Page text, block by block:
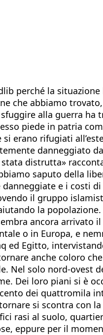
perché la
che abbiamo
alla guerra
piede in patria
erano rifugiati
danneggiato
distrutta»
saputo della
e i costi
il gruppo
la
ancora arrivato
o in Europa, e
ed Egitto,
anche coloro
Nel solo nord-ovest
Dei loro piani si è
dei quattromila
si scontra con
rasi al suolo,
eppure per il